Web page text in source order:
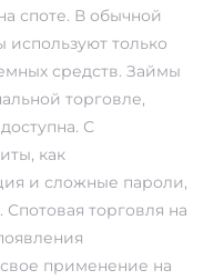
споте. В обычной
используют только
средств. Займы
торговле,
С
как
и сложные пароли,
торговля на
применение на